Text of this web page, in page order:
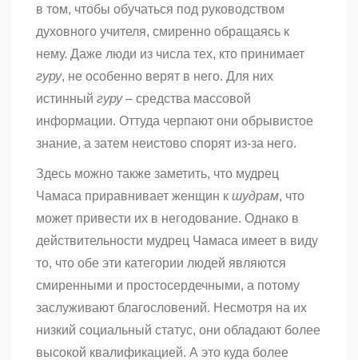
в том, чтобы обучаться под руководством
духовного учителя, смиренно обращаясь к
нему. Даже люди из числа тех, кто принимает
гуру, не особенно верят в него. Для них
истинный гуру– средства массовой
информации. Оттуда черпают они обрывистое
знание, а затем неистово спорят из-за него.
Здесь можно также заметить, что мудрец
Чамаса приравнивает женщин к шудрам, что
может привести их в негодование. Однако в
действительности мудрец Чамаса имеет в виду
то, что обе эти категории людей являются
смиренными и простосердечными, а потому
заслуживают благословений. Несмотря на их
низкий социальный статус, они обладают более
высокой квалификацией. А это куда более